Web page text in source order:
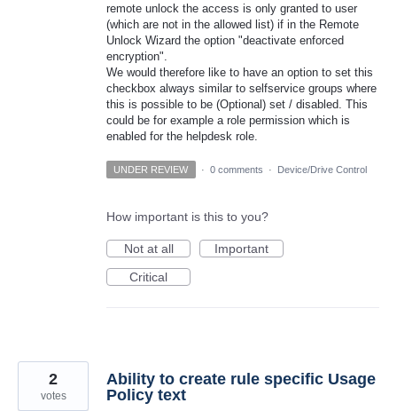
remote unlock the access is only granted to user
(which are not in the allowed list) if in the Remote
Unlock Wizard the option "deactivate enforced
encryption".
We would therefore like to have an option to set this
checkbox always similar to selfservice groups where
this is possible to be (Optional) set / disabled. This
could be for example a role permission which is
enabled for the helpdesk role.
UNDER REVIEW · 0 comments · Device/Drive Control
How important is this to you?
Not at all
Important
Critical
Ability to create rule specific Usage
Policy text
2
votes